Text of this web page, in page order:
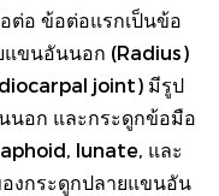
อ ข้อต่อแรกเป็นข้อ
แขนอันนอก (Radius)
joint) มีรูป
นอก และกระดูกข้อมือ
lunate, และ
กระดูกปลายแขนอัน